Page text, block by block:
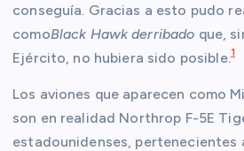
conseguía. Gracias a esto pudo
comoBlack Hawk derribado que,
Ejército, no hubiera sido posible.1
Los aviones que aparecen como
son en realidad Northrop F-5E
estadounidenses, pertenecientes